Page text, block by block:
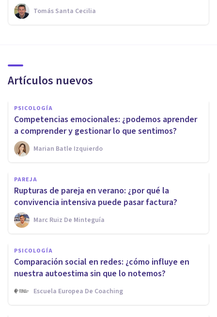
Tomás Santa Cecilia
Artículos nuevos
PSICOLOGÍA
Competencias emocionales: ¿podemos aprender
a comprender y gestionar lo que sentimos?
Marian Batle Izquierdo
PAREJA
Rupturas de pareja en verano: ¿por qué la
convivencia intensiva puede pasar factura?
Marc Ruiz De Minteguía
PSICOLOGÍA
Comparación social en redes: ¿cómo influye en
nuestra autoestima sin que lo notemos?
Escuela Europea De Coaching